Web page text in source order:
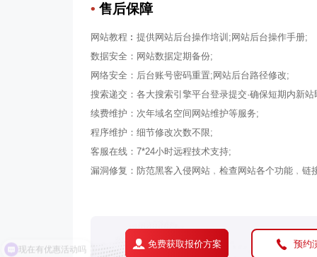
• 售后保障
网站教程︰提供网站后台操作培训;网站后台操作手册;
数据安全：网站数据定期备份;
网络安全：后台账号密码重置;网站后台路径修改;
搜索递交：各大搜索引擎平台登录提交·确保短期内新站
续费维护：次年域名空间网站维护等服务;
程序维护：细节修改次数不限;
客服在线：7*24小时远程技术支持;
漏洞修复：防范黑客入侵网站﹐检查网站各个功能﹐链
免费获取报价方案 预约